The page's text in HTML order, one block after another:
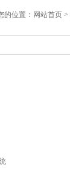
的位置： 网站首页 >